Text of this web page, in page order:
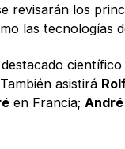
revisarán los
las tecnologías
asistirá
en Francia;